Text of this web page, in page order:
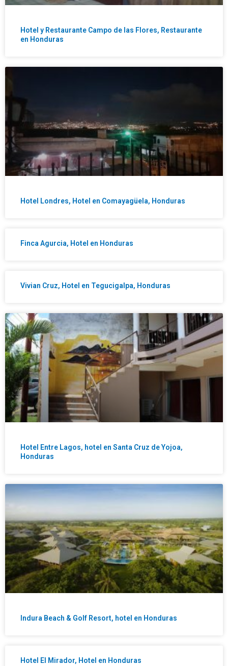
Hotel y Restaurante Campo de las Flores, Restaurante
en Honduras
Hotel Londres, Hotel en Comayagüela, Honduras
Finca Agurcia, Hotel en Honduras
Vivian Cruz, Hotel en Tegucigalpa, Honduras
Hotel Entre Lagos, hotel en Santa Cruz de Yojoa,
Honduras
Indura Beach & Golf Resort, hotel en Honduras
Hotel El Mirador, Hotel en Honduras